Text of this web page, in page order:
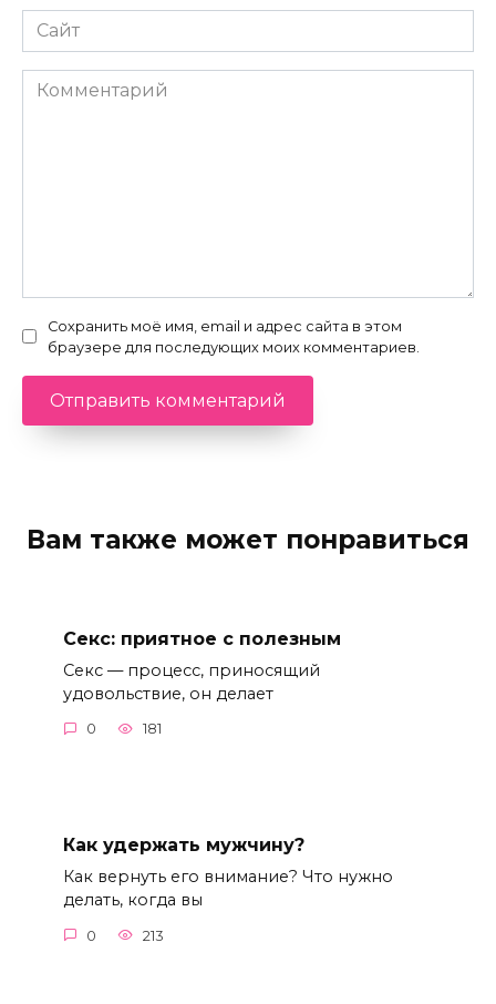
Сайт
Комментарий
Сохранить моё имя, email и адрес сайта в этом
браузере для последующих моих комментариев.
Вам также может понравиться
Секс: приятное с полезным
Секс — процесс, приносящий
удовольствие, он делает
0 181
Как удержать мужчину?
Как вернуть его внимание? Что нужно
делать, когда вы
0 213